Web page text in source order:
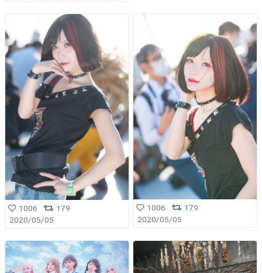
1006
179
2020/05/05
1006
179
2020/05/05